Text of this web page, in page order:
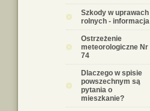
Szkody w uprawach
rolnych - informacja
Ostrzeżenie
meteorologiczne Nr
74
Dlaczego w spisie
powszechnym są
pytania o
mieszkanie?